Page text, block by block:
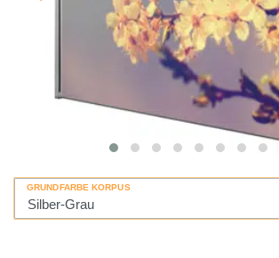
GRUNDFARBE KORPUS